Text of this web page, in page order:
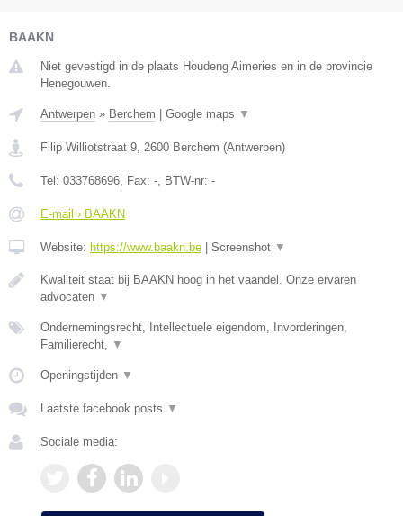
BAAKN
Niet gevestigd in de plaats Houdeng Aimeries en in de provincie
Henegouwen.
Antwerpen » Berchem Google maps ▼
Filip Williotstraat 9 2600 Berchem (Antwerpen)
Tel: 033768696 , Fax: - , BTW-nr: -
E-mail › BAAKN
Website: https://www.baakn.be Screenshot ▼
Kwaliteit staat bij BAAKN hoog in het vaandel. Onze ervaren
advocaten ▼
Ondernemingsrecht, Intellectuele eigendom, Invorderingen,
Familierecht,
▼
Openingstijden ▼
Laatste facebook posts ▼
Sociale media: